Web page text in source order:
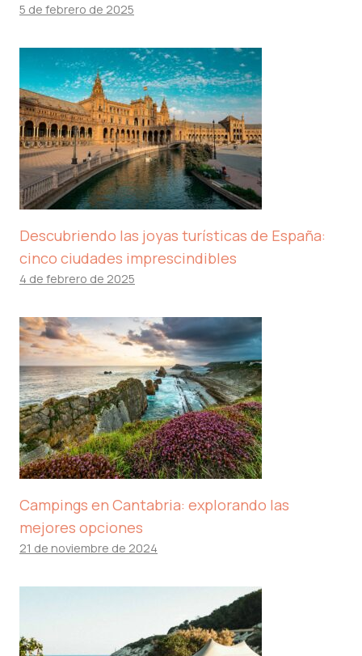
5 de febrero de 2025
Descubriendo las joyas turísticas de España:
cinco ciudades imprescindibles
4 de febrero de 2025
Campings en Cantabria: explorando las
mejores opciones
21 de noviembre de 2024